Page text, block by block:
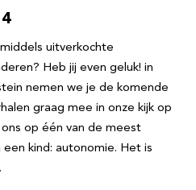
uitverkochte
Heb jij even geluk! in
nemen we je de komende
graag mee in onze kijk op
op één van de meest
kind: autonomie. Het is